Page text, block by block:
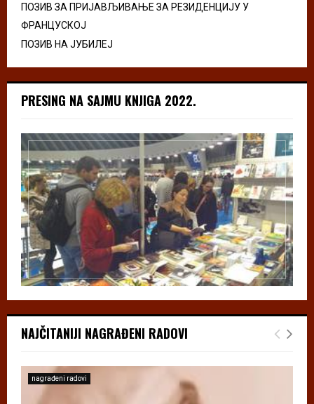
ПОЗИВ ЗА ПРИЈАВЉИВАЊЕ ЗА РЕЗИДЕНЦИЈУ У
ФРАНЦУСКОЈ
ПОЗИВ НА ЈУБИЛЕЈ
PRESING NA SAJMU KNJIGA 2022.
NAJČITANIJI NAGRAĐENI RADOVI
nagrađeni radovi